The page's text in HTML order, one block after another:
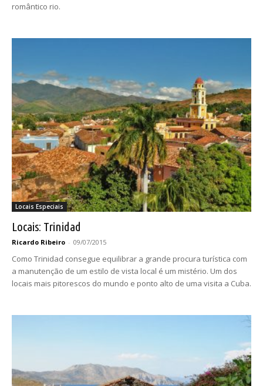
romântico rio.
Locais Especiais
Locais: Trinidad
Ricardo Ribeiro - 09/07/2015
Como Trinidad consegue equilibrar a grande procura turística com
a manutenção de um estilo de vista local é um mistério. Um dos
locais mais pitorescos do mundo e ponto alto de uma visita a Cuba.